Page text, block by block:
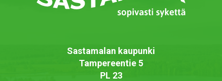
Sastamalan kaupunki
Tampereentie 5
PL 23